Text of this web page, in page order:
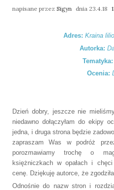
napisane przez Sigyn dnia 23.4.18
Adres: Kraina
Autorka:
Tematyka:
Ocenia:
Dzień dobry, jeszcze nie
niedawno dołączyłam do ekipy
jedna, i druga strona będzie
zapraszam Was w podróż
porozmawiamy trochę o
księżniczkach w opałach i
cenę. Dziękuję autorce, że
Odnośnie do nazw stron i